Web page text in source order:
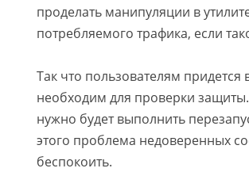
проделать манипуляции в
потребляемого трафика, если
Так что пользователям
необходим для проверки защиты.
нужно будет выполнить
этого проблема недоверенных
беспокоить.